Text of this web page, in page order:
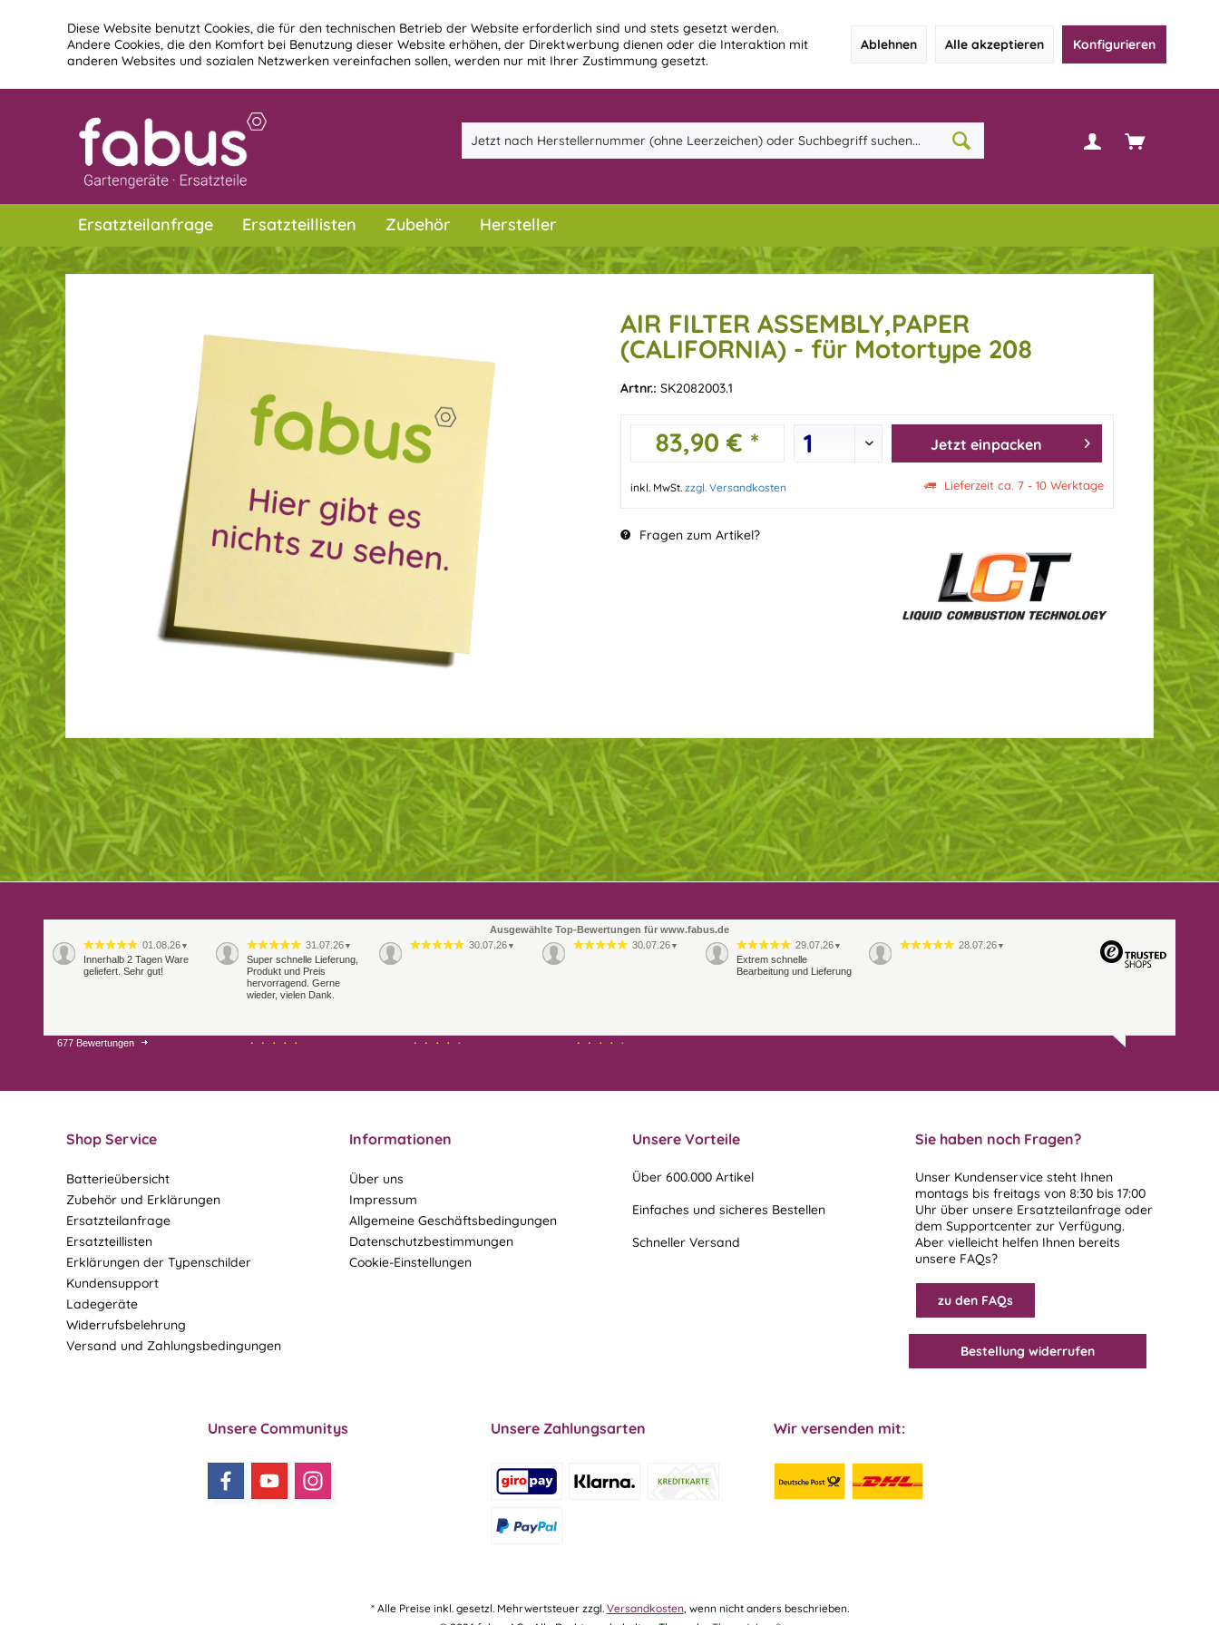
Diese Website benutzt Cookies, die für den technischen Betrieb der Website erforderlich sind und stets gesetzt werden.
Andere Cookies, die den Komfort bei Benutzung dieser Website erhöhen, der Direktwerbung dienen oder die Interaktion mit
anderen Websites und sozialen Netzwerken vereinfachen sollen, werden nur mit Ihrer Zustimmung gesetzt.
Ablehnen Alle akzeptieren Konfigurieren
Ersatzteilanfrage Ersatzteillisten Zubehör Hersteller
AIR FILTER ASSEMBLY,PAPER
(CALIFORNIA) - für Motortype 208
Artnr.: SK2082003.1
83,90 € * Jetzt einpacken
inkl. MwSt. zzgl. Versandkosten Lieferzeit ca. 7 - 10 Werktage
Fragen zum Artikel?
Ausgewählte Top-Bewertungen für www.fabus.de
01.08.26 ▼
Innerhalb 2 Tagen Ware
geliefert. Sehr gut!
31.07.26 ▼
Super schnelle Lieferung,
Produkt und Preis
hervorragend. Gerne
wieder, vielen Dank.
30.07.26 ▼ 30.07.26 ▼ 29.07.26 ▼
Extrem schnelle
Bearbeitung und Lieferung
28.07.26 ▼
27.07.26
677 Bewertungen
Shop Service
Batterieübersicht
Zubehör und Erklärungen
Ersatzteilanfrage
Ersatzteillisten
Erklärungen der Typenschilder
Kundensupport
Ladegeräte
Widerrufsbelehrung
Versand und Zahlungsbedingungen
Informationen
Über uns
Impressum
Allgemeine Geschäftsbedingungen
Datenschutzbestimmungen
Cookie-Einstellungen
Unsere Vorteile
Über 600.000 Artikel
Einfaches und sicheres Bestellen
Schneller Versand
Sie haben noch Fragen?
Unser Kundenservice steht Ihnen
montags bis freitags von 8:30 bis 17:00
Uhr über unsere Ersatzteilanfrage oder
dem Supportcenter zur Verfügung.
Aber vielleicht helfen Ihnen bereits
unsere FAQs?
zu den FAQs
Bestellung widerrufen
Unsere Communitys Unsere Zahlungsarten Wir versenden mit:
* Alle Preise inkl. gesetzl. Mehrwertsteuer zzgl. Versandkosten, wenn nicht anders beschrieben.